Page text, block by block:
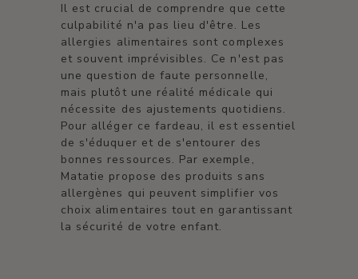
Il est crucial de comprendre que cette
culpabilité n'a pas lieu d'être. Les
allergies alimentaires sont complexes
et souvent imprévisibles. Ce n'est pas
une question de faute personnelle,
mais plutôt une réalité médicale qui
nécessite des ajustements quotidiens.
Pour alléger ce fardeau, il est essentiel
de s'éduquer et de s'entourer des
bonnes ressources. Par exemple,
Matatie propose des produits sans
allergènes qui peuvent simplifier vos
choix alimentaires tout en garantissant
la sécurité de votre enfant.